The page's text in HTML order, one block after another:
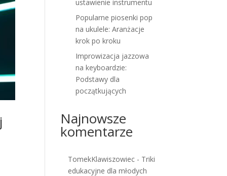
ustawienie instrumentu
Popularne piosenki pop
na ukulele: Aranżacje
krok po kroku
Improwizacja jazzowa
na keyboardzie:
Podstawy dla
początkujących
Najnowsze
komentarze
TomekKlawiszowiec - Triki
edukacyjne dla młodych